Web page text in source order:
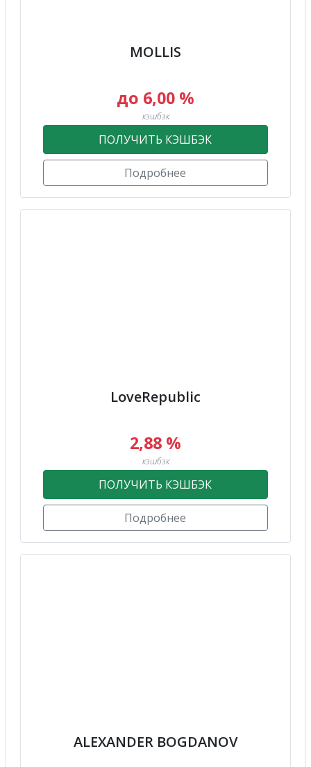
MOLLIS
до 6,00 %
кэшбэк
ПОЛУЧИТЬ КЭШБЭК
Подробнее
LoveRepublic
2,88 %
кэшбэк
ПОЛУЧИТЬ КЭШБЭК
Подробнее
ALEXANDER BOGDANOV